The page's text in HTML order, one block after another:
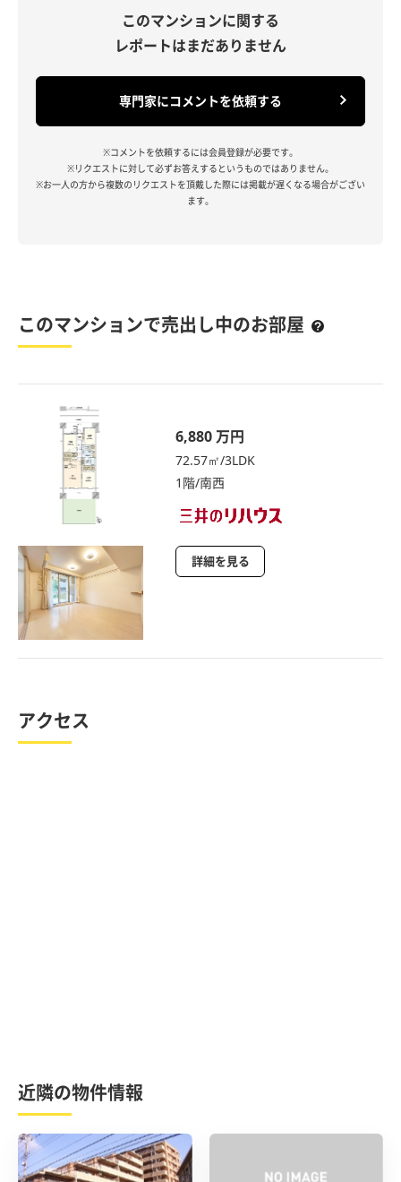
このマンションに関する
レポートはまだありません
専門家にコメントを依頼する
※コメントを依頼するには会員登録が必要です。
※リクエストに対して必ずお答えするというものではありません。
※お一人の方から複数のリクエストを頂戴した際には掲載が遅くなる場合がござい
ます。
このマンションで売出し中のお部屋
6,880 万円
72.57㎡/3LDK
1階/南西
詳細を見る
アクセス
近隣の物件情報